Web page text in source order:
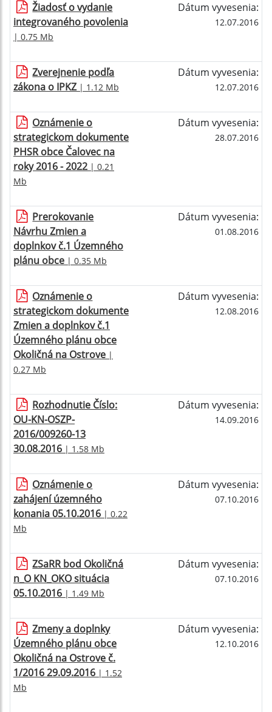
Žiadosť o vydanie
integrovaného povolenia
| 0.75 Mb
Dátum vyvesenia:
12.07.2016
Zverejnenie podľa
zákona o IPKZ| 1.12 Mb
Dátum vyvesenia:
12.07.2016
Oznámenie o
strategickom dokumente
PHSR obce Čalovec na
roky 2016 - 2022 | 0.21
Mb
Dátum vyvesenia:
28.07.2016
Prerokovanie
Návrhu Zmien a
doplnkov č.1 Územného
plánu obce | 0.35 Mb
Dátum vyvesenia:
01.08.2016
Oznámenie o
strategickom dokumente
Zmien a doplnkov č.1
Územného plánu obce
Okoličná na Ostrove |
0.27 Mb
Dátum vyvesenia:
12.08.2016
Rozhodnutie Číslo:
OU-KN-OSZP-
2016/009260-13
30.08.2016 | 1.58 Mb
Dátum vyvesenia:
14.09.2016
Oznámenie o
zahájení územného
konania 05.10.2016 | 0.22
Mb
Dátum vyvesenia:
07.10.2016
ZSaRR bod Okoličná
n_O KN_OKO situácia
05.10.2016 | 1.49 Mb
Dátum vyvesenia:
07.10.2016
Zmeny a doplnky
Územného plánu obce
Okoličná na Ostrove č.
1/2016 29.09.2016 | 1.52
Mb
Dátum vyvesenia:
12.10.2016